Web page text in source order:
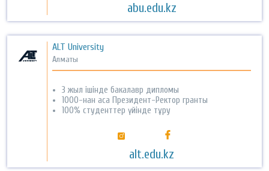
abu.edu.kz
ALT University
Алматы
3 жыл ішінде бакалавр дипломы
1000-нан аса Президент-Ректор гранты
100% студенттер үйінде тұру
alt.edu.kz